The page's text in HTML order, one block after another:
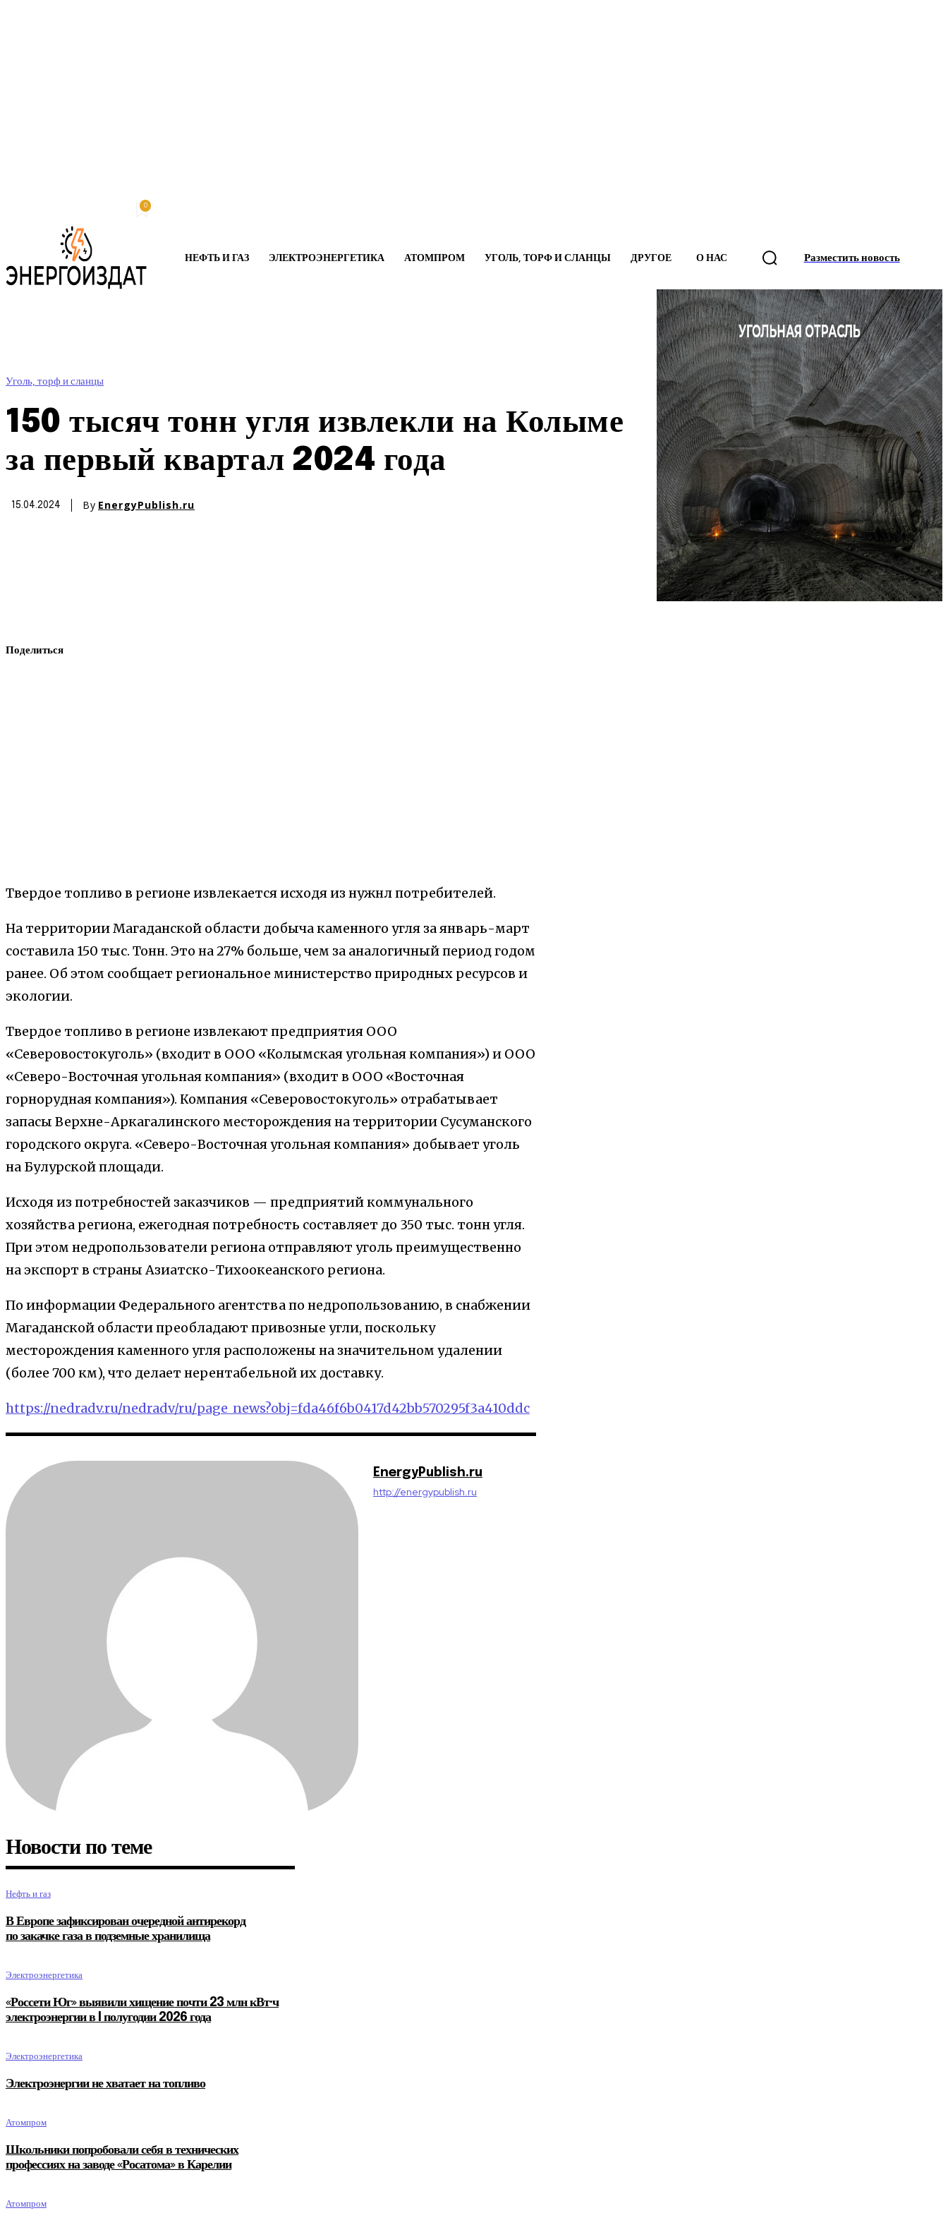
0
НЕФТЬ И ГАЗ ЭЛЕКТРОЭНЕРГЕТИКА АТОМПРОМ УГОЛЬ, ТОРФ И СЛАНЦЫ ДРУГОЕ О НАС Разместить новость
Уголь, торф и сланцы
150 тысяч тонн угля извлекли на Колыме
за первый квартал 2024 года
15.04.2024 By EnergyPublish.ru
Поделиться
Твердое топливо в регионе извлекается исходя из нужнл потребителей.
На территории Магаданской области добыча каменного угля за январь-март
составила 150 тыс. Тонн. Это на 27% больше, чем за аналогичный период годом
ранее. Об этом сообщает региональное министерство природных ресурсов и
экологии.
Твердое топливо в регионе извлекают предприятия ООО
«Северовостокуголь» (входит в ООО «Колымская угольная компания») и ООО
«Северо-Восточная угольная компания» (входит в ООО «Восточная
горнорудная компания»). Компания «Северовостокуголь» отрабатывает
запасы Верхне-Аркагалинского месторождения на территории Сусуманского
городского округа. «Северо-Восточная угольная компания» добывает уголь
на Булурской площади.
Исходя из потребностей заказчиков — предприятий коммунального
хозяйства региона, ежегодная потребность составляет до 350 тыс. тонн угля.
При этом недропользователи региона отправляют уголь преимущественно
на экспорт в страны Азиатско-Тихоокеанского региона.
По информации Федерального агентства по недропользованию, в снабжении
Магаданской области преобладают привозные угли, поскольку
месторождения каменного угля расположены на значительном удалении
(более 700 км), что делает нерентабельной их доставку.
https://nedradv.ru/nedradv/ru/page_news?obj=fda46f6b0417d42bb570295f3a410ddc
EnergyPublish.ru
http://energypublish.ru
Новости по теме
Нефть и газ
В Европе зафиксирован очередной антирекорд
по закачке газа в подземные хранилища
Электроэнергетика
«Россети Юг» выявили хищение почти 23 млн кВт·ч
электроэнергии в I полугодии 2026 года
Электроэнергетика
Электроэнергии не хватает на топливо
Атомпром
Школьники попробовали себя в технических
профессиях на заводе «Росатома» в Карелии
Атомпром